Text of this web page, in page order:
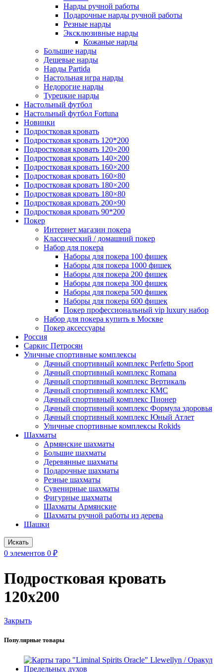
Нарды ручной работы
Подарочные нарды ручной работы
Резные нарды
Эксклюзивные нарды
Кожаные нарды
Большие нарды
Дешевые нарды
Нарды Partida
Настольная игра нарды
Недорогие нарды
Турецкие нарды
Настольный футбол
Настольный футбол Fortuna
Новинки
Подростковая кровать
Подростковая кровать 120*200
Подростковая кровать 120×200
Подростковая кровать 140×200
Подростковая кровать 160×200
Подростковая кровать 160×80
Подростковая кровать 180×200
Подростковая кровать 180×80
Подростковая кровать 200×90
Подростковая кровать 90*200
Покер
Интернет магазин покера
Классический / домашний покер
Набор для покера
Наборы для покера 100 фишек
Наборы для покера 1000 фишек
Наборы для покера 200 фишек
Наборы для покера 300 фишек
Наборы для покера 500 фишек
Наборы для покера 600 фишек
Покер профессиональный vip luxury набор
Набор для покера купить в Москве
Покер аксессуары
Россия
Саркис Петросян
Уличные спортивные комплексы
Дачный спортивный комплекс Perfetto Sport
Дачный спортивный комплекс Romana
Дачный спортивный комплекс Вертикаль
Дачный спортивный комплекс КМС
Дачный спортивный комплекс Пионер
Дачный спортивный комплекс Формула здоровья
Дачный спортивный комплекс Юный Атлет
Уличные спортивные комплексы Rokids
Шахматы
Армянские шахматы
Большие шахматы
Деревянные шахматы
Подарочные шахматы
Резные шахматы
Сувенирные шахматы
Фигурные шахматы
Шахматы Армянские
Шахматы ручной работы из дерева
Шашки
Искать
0 элементов 0 ₽
Подростковая кровать
120x200
Закрыть
Популярные товары